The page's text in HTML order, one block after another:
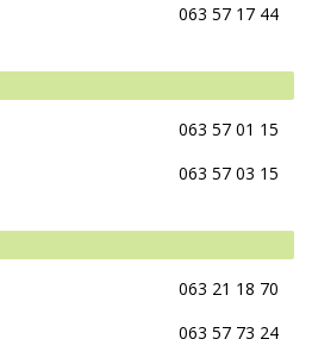
063 57 17 44
063 57 01 15
063 57 03 15
063 21 18 70
063 57 73 24